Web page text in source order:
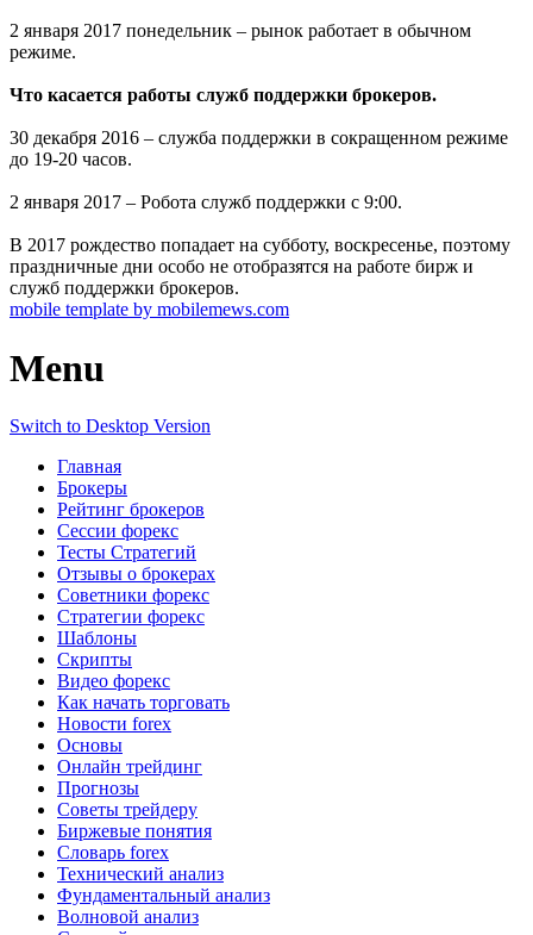
2 января 2017 понедельник – рынок работает в обычном
режиме.
Что касается работы служб поддержки брокеров.
30 декабря 2016 – служба поддержки в сокращенном режиме
до 19-20 часов.
2 января 2017 – Робота служб поддержки с 9:00.
В 2017 рождество попадает на субботу, воскресенье, поэтому
праздничные дни особо не отобразятся на работе бирж и
служб поддержки брокеров.
mobile template by mobilemews.com
Menu
Switch to Desktop Version
Главная
Брокеры
Рейтинг брокеров
Сессии форекс
Тесты Стратегий
Отзывы о брокерах
Советники форекс
Стратегии форекс
Шаблоны
Скрипты
Видео форекс
Как начать торговать
Новости forex
Основы
Онлайн трейдинг
Прогнозы
Советы трейдеру
Биржевые понятия
Словарь forex
Технический анализ
Фундаментальный анализ
Волновой анализ